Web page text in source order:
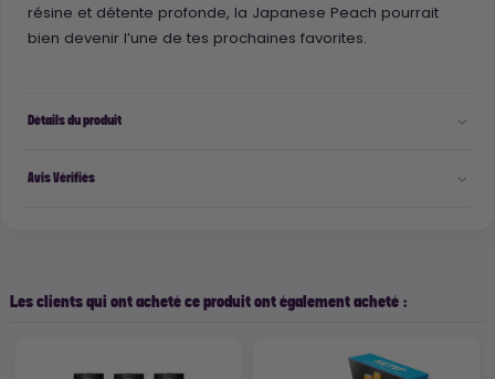
résine et détente profonde, la Japanese Peach pourrait
bien devenir l’une de tes prochaines favorites.
Détails du produit
Avis Vérifiés
Les clients qui ont acheté ce produit ont également acheté :